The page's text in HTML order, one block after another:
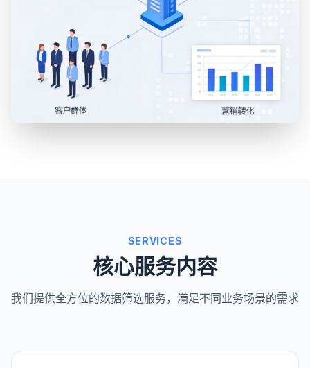
SERVICES
核心服务内容
我们提供全方位的数据筛选服务，满足不同业务场景的需求